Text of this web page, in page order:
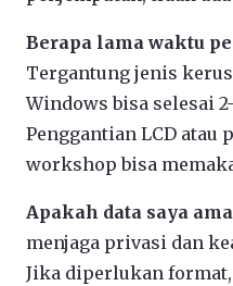
Berapa lama waktu
Tergantung jenis
Windows bisa selesai
Penggantian LCD atau
workshop bisa
Apakah data saya
menjaga privasi dan
Jika diperlukan